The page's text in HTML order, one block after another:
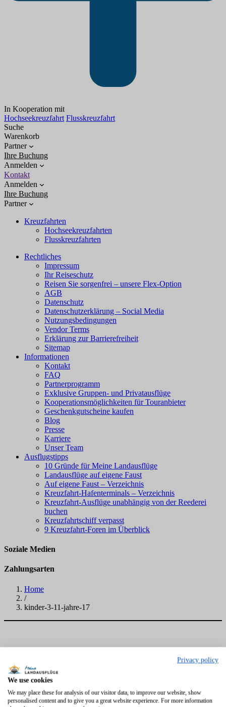
In Kooperation mit
Hochseekreuzfahrt Flusskreuzfahrt
Suche
Warenkorb
Partner
Ihre Buchung
Anmelden
Kontakt
Anmelden
Ihre Buchung
Partner
Kreuzfahrten
Hochseekreuzfahrten
Flusskreuzfahrten
Rechtliches
Impressum
Ihr Reiseschutz
Reisen Sie sorgenfrei – unsere Flex-Option
AGB
Datenschutz
Datenschutzerklärung – Social Media
Nutzungsbedingungen
Vendor Terms
Erklärung zur Barrierefreiheit
Sitemap
Informationen
Kontakt
FAQ
Partnerprogramm
Exklusive Gruppen- und Privatausflüge
Kooperationsmöglichkeiten für Touranbieter
Geschenkgutscheine kaufen
Blog
Presse
Karriere
Unser Team
Ausflugstipps
10 Gründe für Meine Landausflüge
Landausflüge auf eigene Faust
Auf eigene Faust – Verzeichnis
Kreuzfahrt-Hafenterminals – Verzeichnis
Kreuzfahrt-Ausflüge unabhängig von der Reederei
buchen
Kreuzfahrtschiff verpasst
9 Kreuzfahrt-Foren im Überblick
Soziale Medien
Zahlungsarten
Home
/
kinder-3-11-jahre-17
Privacy policy
We use cookies
We may place these for analysis of our visitor data, to improve our website, show
personalised content and to give you a great website experience. For more information